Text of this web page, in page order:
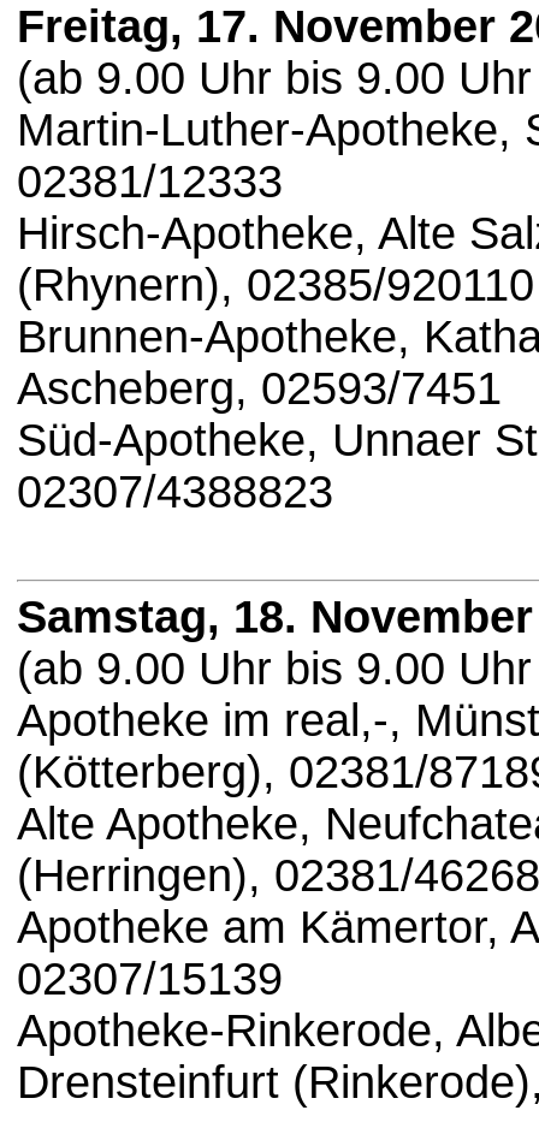
Freitag, 17. November
(ab 9.00 Uhr bis 9.00
Martin-Luther-Apotheke,
02381/12333
Hirsch-Apotheke, Alte
(Rhynern), 02385/920110
Brunnen-Apotheke,
Ascheberg, 02593/7451
Süd-Apotheke, Unnaer
02307/4388823
Samstag, 18.
(ab 9.00 Uhr bis 9.00
Apotheke im real,-,
(Kötterberg), 02381/
Alte Apotheke,
(Herringen), 02381/
Apotheke am Kämertor,
02307/15139
Apotheke-Rinkerode,
Drensteinfurt